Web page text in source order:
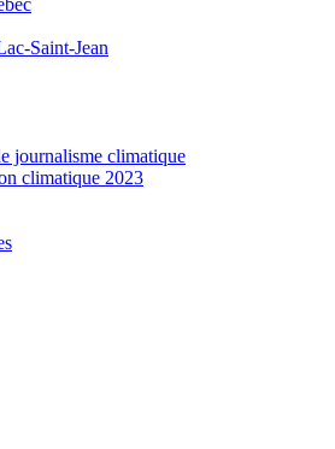
Saint-Jean
journalisme climatique
climatique 2023